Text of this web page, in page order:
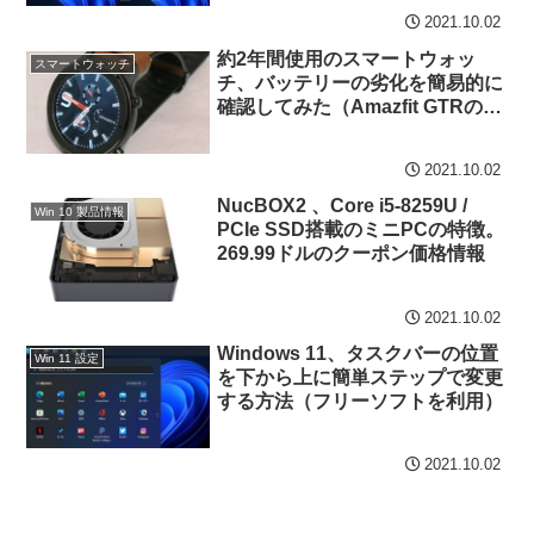
2021.10.02
スマートウォッチ
約2年間使用のスマートウォッ
チ、バッテリーの劣化を簡易的に
確認してみた（Amazfit GTRの事
2021.10.02
Win 10 製品情報
NucBOX2 、Core i5-8259U /
PCIe SSD搭載のミニPCの特徴。
269.99ドルのクーポン価格情報
2021.10.02
Win 11 設定
Windows 11、タスクバーの位置
を下から上に簡単ステップで変更
する方法（フリーソフトを利用）
2021.10.02